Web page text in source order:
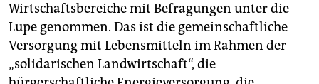
Wirtschaftsbereiche mit Befragungen unter die
Lupe genommen. Das ist die gemeinschaftliche
Versorgung mit Lebensmitteln im Rahmen der
„solidarischen Landwirtschaft“, die